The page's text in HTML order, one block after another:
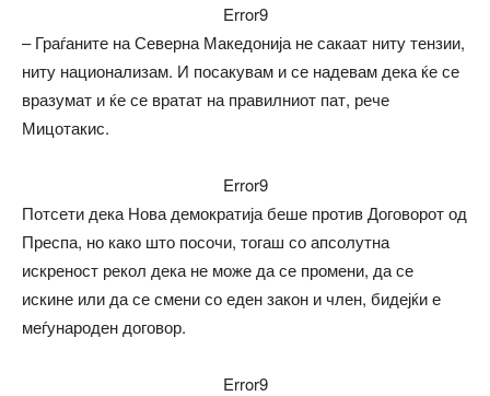
Error9
– Граѓаните на Северна Македонија не сакаат ниту тензии,
ниту национализам. И посакувам и се надевам дека ќе се
вразумат и ќе се вратат на правилниот пат, рече
Мицотакис.
Error9
Потсети дека Нова демократија беше против Договорот од
Преспа, но како што посочи, тогаш со апсолутна
искреност рекол дека не може да се промени, да се
искине или да се смени со еден закон и член, бидејќи е
меѓународен договор.
Error9